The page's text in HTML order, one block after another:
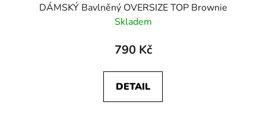
DÁMSKÝ Bavlněný OVERSIZE TOP Brownie
Skladem
790 Kč
DETAIL